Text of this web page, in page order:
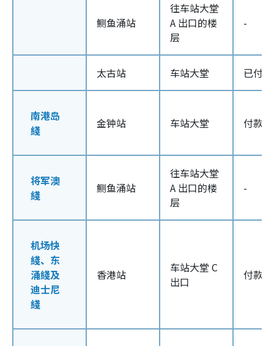
鲗鱼涌站
往车站大堂
A 出口的楼
层
-
太古站 车站大堂 已付
南港岛
綫
金钟站 车站大堂 付款区
将军澳
綫
鲗鱼涌站
往车站大堂
A 出口的楼
层
-
机场快
綫、东
涌綫及
迪士尼
綫
香港站
车站大堂 C
出口
付款区